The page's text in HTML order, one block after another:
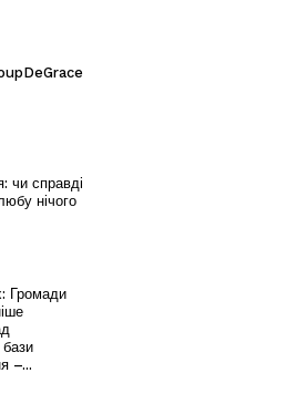
чи справді
нічого
Громади
–...